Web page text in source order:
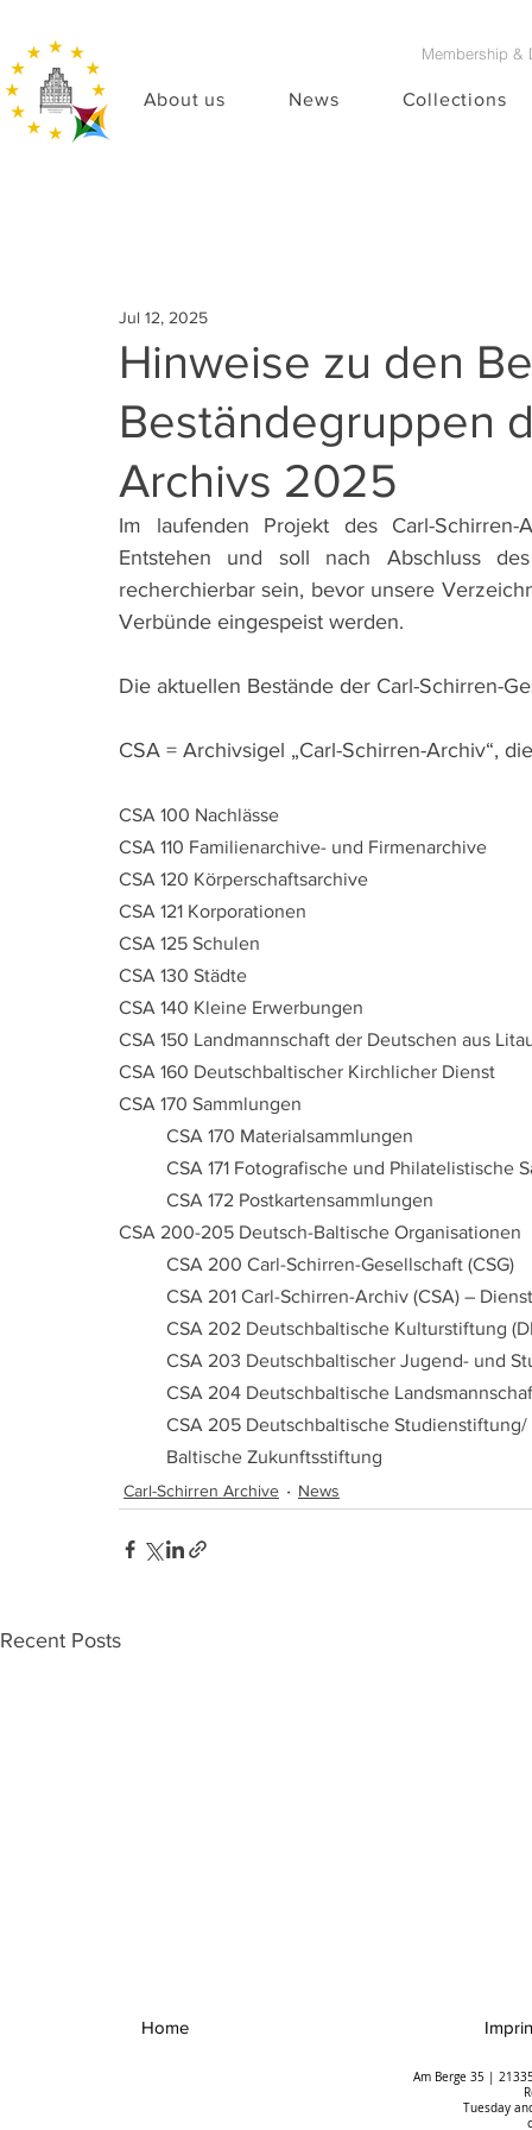
About us News Collections
Membership &
Hinweise zu den
Beständegruppen
Archivs 2025
Jul 12, 2025
Im laufenden Projekt des Carl-
Entstehen und soll nach Abschluss
recherchierbar sein, bevor unsere
Verbünde eingespeist werden.
Die aktuellen Bestände der Carl-Schirren-
CSA = Archivsigel „Carl-Schirren-Archiv“,
CSA 100 Nachlässe
CSA 110 Familienarchive- und Firmenarchive
CSA 120 Körperschaftsarchive
CSA 121 Korporationen
CSA 125 Schulen
CSA 130 Städte
CSA 140 Kleine Erwerbungen
CSA 150 Landmannschaft der Deutschen aus
CSA 160 Deutschbaltischer Kirchlicher Dienst
CSA 170 Sammlungen
	CSA 170 Materialsammlungen
CSA 171 Fotografische und
	CSA 172 Postkartensammlungen
CSA 200-205 Deutsch-Baltische Organisationen
	CSA 200 Carl-Schirren-Gesellschaft (CSG)
CSA 201 Carl-Schirren-Archiv (CSA) –
CSA 202 Deutschbaltische Kulturstiftung
CSA 203 Deutschbaltischer Jugend- und
CSA 204 Deutschbaltische
	Baltische Zukunftsstiftung
Carl-Schirren Archive News
Recent Posts
Home
Am Berge 35 |
Tuesday